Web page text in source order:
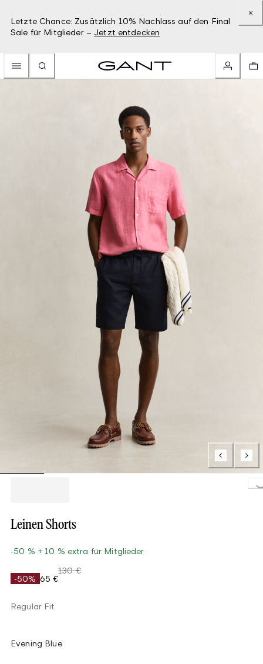
Letzte Chance: Zusätzlich 10% Nachlass auf den Final
Sale für Mitglieder – Jetzt entdecken
Leinen Shorts
-50 % + 10 % extra für Mitglieder
-50% 65 €
130 €
Regular Fit
Evening Blue